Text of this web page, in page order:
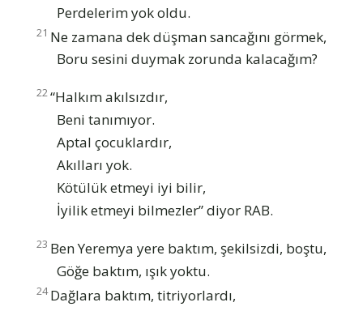
Perdelerim yok oldu.
21 Ne zamana dek düşman sancağını görmek,
Boru sesini duymak zorunda kalacağım?
22“Halkım akılsızdır,
Beni tanımıyor.
Aptal çocuklardır,
Akılları yok.
Kötülük etmeyi iyi bilir,
İyilik etmeyi bilmezler” diyor RAB.
23 Ben Yeremya yere baktım, şekilsizdi, boştu,
Göğe baktım, ışık yoktu.
24 Dağlara baktım, titriyorlardı,